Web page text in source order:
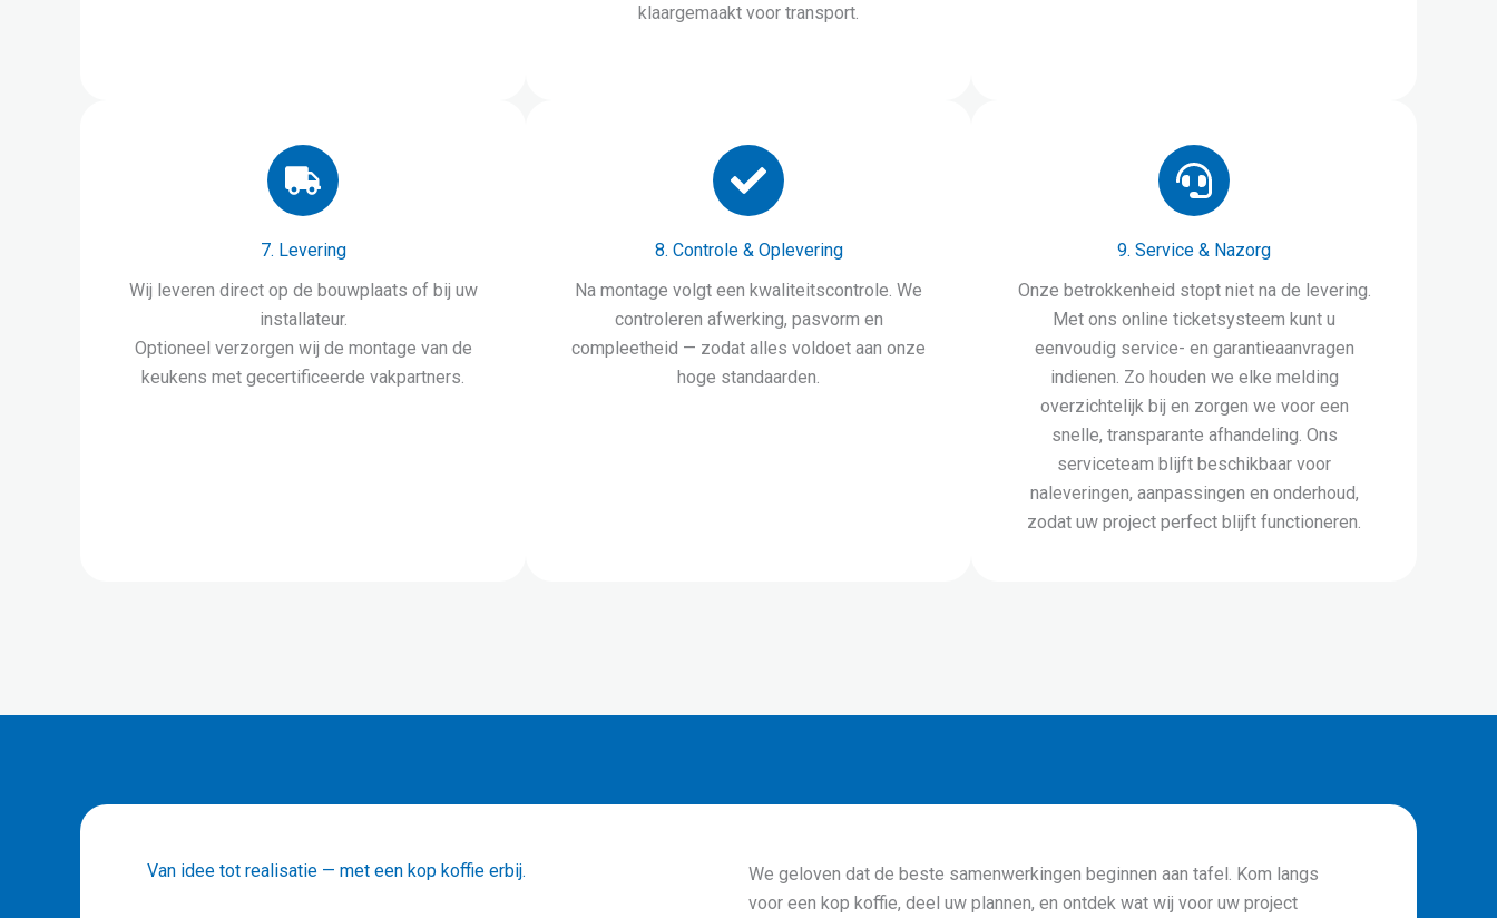
klaargemaakt voor transport.
7. Levering
Wij leveren direct op de bouwplaats of bij uw
installateur.
Optioneel verzorgen wij de montage van de
keukens met gecertificeerde vakpartners.
8. Controle & Oplevering
Na montage volgt een kwaliteitscontrole. We
controleren afwerking, pasvorm en
compleetheid — zodat alles voldoet aan onze
hoge standaarden.
9. Service & Nazorg
Onze betrokkenheid stopt niet na de levering.
Met ons online ticketsysteem kunt u
eenvoudig service- en garantieaanvragen
indienen. Zo houden we elke melding
overzichtelijk bij en zorgen we voor een
snelle, transparante afhandeling. Ons
serviceteam blijft beschikbaar voor
naleveringen, aanpassingen en onderhoud,
zodat uw project perfect blijft functioneren.
Van idee tot realisatie — met een kop koffie erbij.
We geloven dat de beste samenwerkingen beginnen aan tafel. Kom langs
voor een kop koffie, deel uw plannen, en ontdek wat wij voor uw project